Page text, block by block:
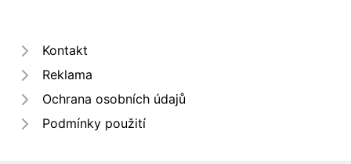
Kontakt
Reklama
Ochrana osobních údajů
Podmínky použití